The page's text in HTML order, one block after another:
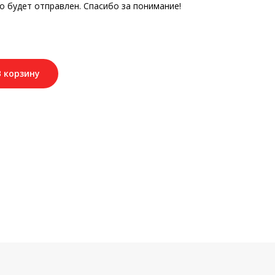
будет отправлен. Спасибо за понимание!
корзину